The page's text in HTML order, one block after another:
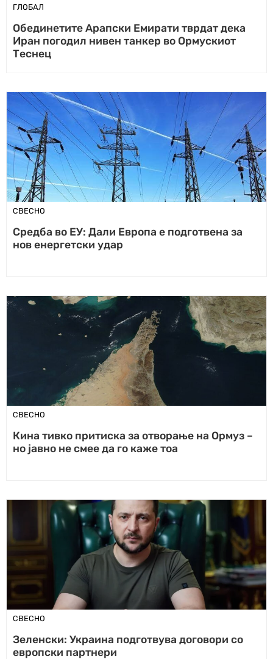
ГЛОБАЛ
Обединетите Арапски Емирати тврдат дека
Иран погодил нивен танкер во Ормускиот
Теснец
СВЕСНО
Средба во ЕУ: Дали Европа е подготвена за
нов енергетски удар
СВЕСНО
Кина тивко притиска за отворање на Ормуз –
но јавно не смее да го каже тоа
СВЕСНО
Зеленски: Украина подготвува договори со
европски партнери